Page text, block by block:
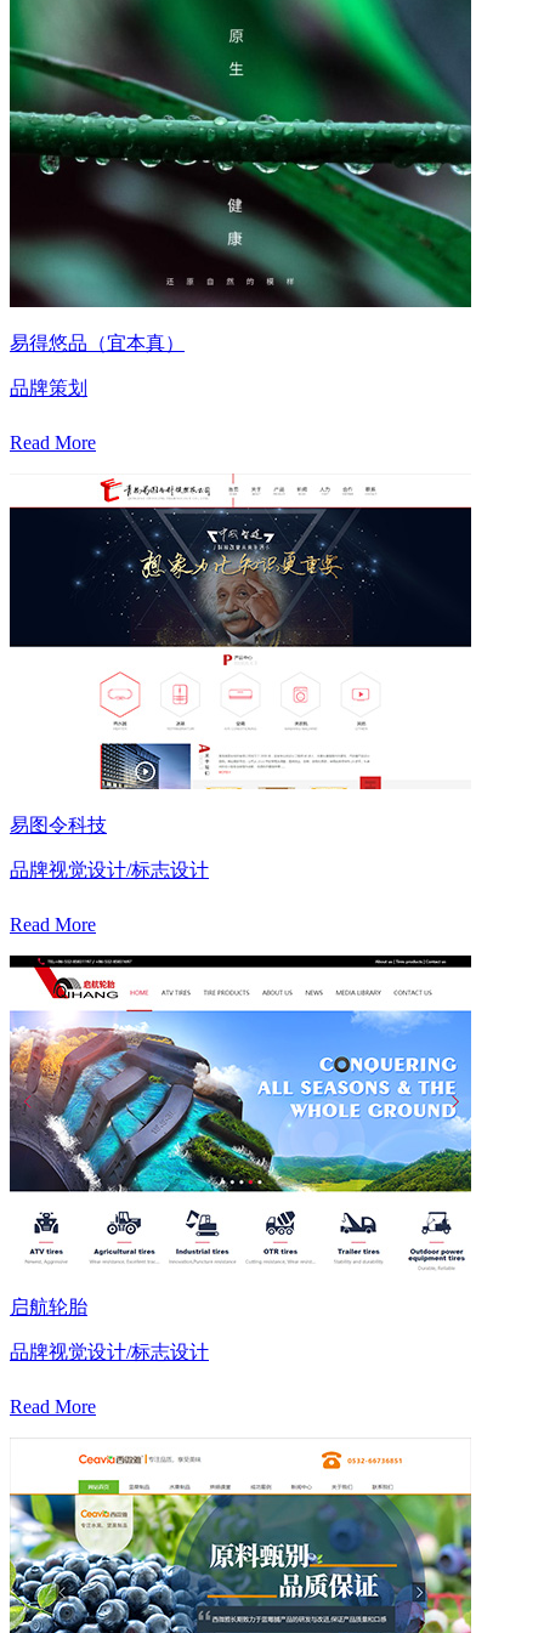
易得悠品（宜本真）
品牌策划
Read More
易图令科技
品牌视觉设计/标志设计
Read More
启航轮胎
品牌视觉设计/标志设计
Read More